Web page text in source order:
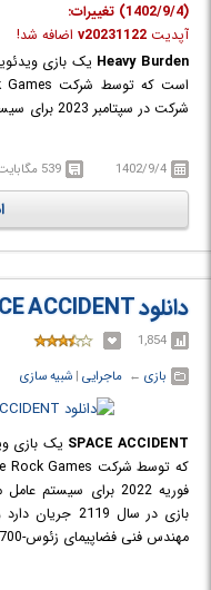
(1402/9/4) تغییرات:
آپدیت v20231122 اضافه شد!
Heavy Burden یک بازی
شرکت در
بیابید. شما باید از موانع مختلف
قسمت بازی برسانید. باید دقت
کنید زیرا تصمیمات شما
سنگین" با فلسفه آلبر کامو
اجازه دهید از شما عبور کند.
1402/9/4 539 مگابایت
دانلود SPACE ACCIDENT
1,854
بازی ← ‏ ماجرایی ‏| شبیه سازی
SPACE ACCIDENT یک بازی
فوریه 2022 برای
بازی در سال